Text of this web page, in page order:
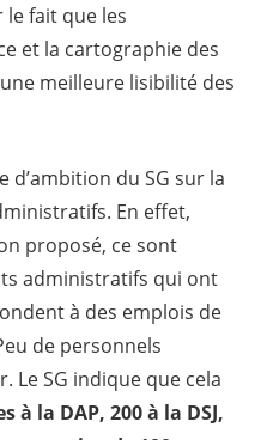
fait que les
et la cartographie des
meilleure lisibilité des
du SG sur la
En effet,
proposé, ce sont
administratifs qui ont
à des emplois de
de personnels
Le SG indique que cela
à la DAP, 200 à la DSJ,